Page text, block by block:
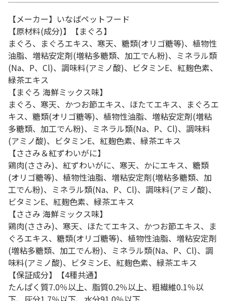
【メーカー】いなばペットフード
【原材料(成分)】【まぐろ】
まぐろ、まぐろエキス、寒天、糖類(オリゴ糖等)、植物性
油脂、増粘安定剤(増粘多糖類、加工でん粉)、ミネラル類
(Na、P、Cl)、調味料(アミノ酸)、ビタミンE、紅麹色素、
緑茶エキス
【まぐろ 海鮮ミックス味】
まぐろ、寒天、かつお節エキス、ほたてエキス、まぐろエ
キス、糖類(オリゴ糖等)、植物性油脂、増粘安定剤(増粘
多糖類、加工でん粉)、ミネラル類(Na、P、Cl)、調味料
(アミノ酸)、ビタミンE、紅麹色素、緑茶エキス
【ささみ＆紅ずわいがに】
鶏肉(ささみ)、紅ずわいがに、寒天、かにエキス、糖類
(オリゴ糖等)、植物性油脂、増粘安定剤(増粘多糖類、加
工でん粉)、ミネラル類(Na、P、Cl)、調味料(アミノ酸)、
ビタミンE、紅麹色素、緑茶エキス
【ささみ 海鮮ミックス味】
鶏肉(ささみ)、寒天、ほたてエキス、かつお節エキス、ま
ぐろエキス、糖類(オリゴ糖等)、植物性油脂、増粘安定剤
(増粘多糖類、加工でん粉)、ミネラル類(Na、P、Cl)、調
味料(アミノ酸)、ビタミンE、紅麹色素、緑茶エキス
【保証成分】【4種共通】
たんぱく質7.0％以上、脂質0.2％以上、粗繊維0.1％以